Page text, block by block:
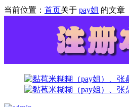
当前位置： 首页关于 pay姐 的文章